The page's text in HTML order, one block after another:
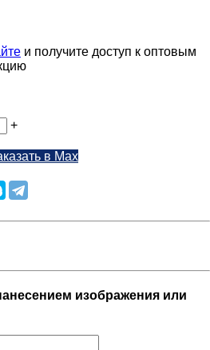
и получите доступ к оптовым
+
в Max
изображения или